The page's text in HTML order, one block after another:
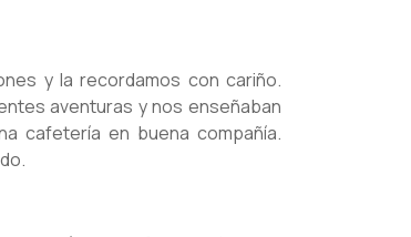
y la recordamos con cariño.
aventuras y nos enseñaban
cafetería en buena compañía.